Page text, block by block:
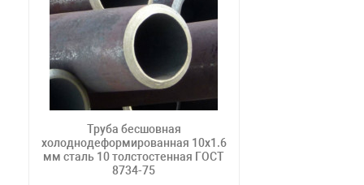
Труба бесшовная
холоднодеформированная 10х1.6
мм сталь 10 толстостенная ГОСТ
8734-75